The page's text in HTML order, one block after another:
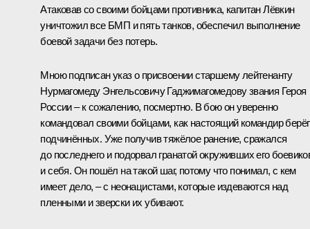
Атаковав со своими бойцами противника, капитан Лёвкин
уничтожил все БМП и пять танков, обеспечил выполнение
боевой задачи без потерь.
Мною подписан указ о присвоении старшему лейтенанту
Нурмагомеду Энгельсовичу Гаджимагомедову звания Героя
России – к сожалению, посмертно. В бою он уверенно
командовал своими бойцами, как настоящий командир берёг
подчинённых. Уже получив тяжёлое ранение, сражался
до последнего и подорвал гранатой окруживших его
и себя. Он пошёл на такой шаг, потому что понимал, с кем
имеет дело, – с неонацистами, которые издеваются над
пленными и зверски их убивают.